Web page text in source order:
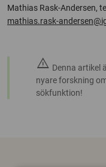
Mathias Rask-Andersen,
mathias.rask-
warning Denna artikel
nyare forskning
sökfunktion!